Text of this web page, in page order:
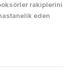
rakiplerini
eden